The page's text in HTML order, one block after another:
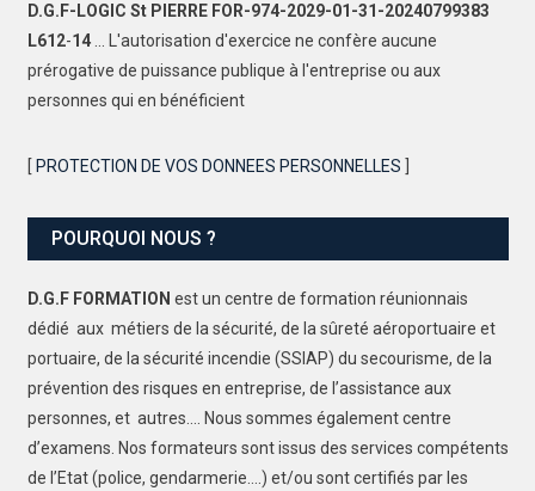
D.G.F-LOGIC St PIERRE FOR-974-2029-01-31-20240799383
L612-14... L'autorisation d'exercice ne confère aucune
prérogative de puissance publique à l'entreprise ou aux
personnes qui en bénéficient
[ PROTECTION DE VOS DONNEES PERSONNELLES
POURQUOI NOUS ?
D.G.F FORMATION est un centre de formation réunionnais
dédié aux métiers de la sécurité, de la sûreté aéroportuaire et
portuaire, de la sécurité incendie (SSIAP) du secourisme, de la
prévention des risques en entreprise, de l’assistance aux
personnes, et autres…. Nous sommes également centre
d’examens. Nos formateurs sont issus des services compétents
de l’Etat (police, gendarmerie….) et/ou sont certifiés par les